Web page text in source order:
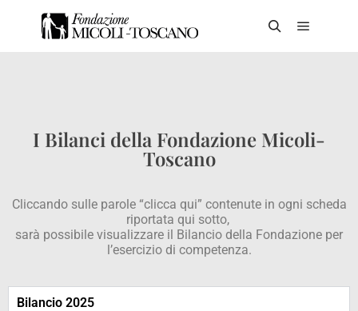
I Bilanci della Fondazione Micoli-
Toscano
Cliccando sulle parole “clicca qui” contenute in ogni scheda
riportata qui sotto,
sarà possibile visualizzare il Bilancio della Fondazione per
l’esercizio di competenza.
Bilancio 2025